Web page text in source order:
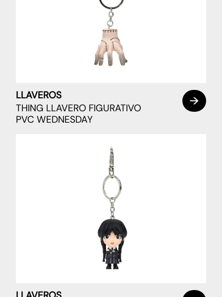
LLAVEROS
THING LLAVERO FIGURATIVO
PVC WEDNESDAY